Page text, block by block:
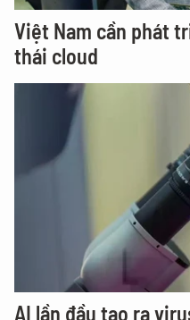
Việt Nam cần phát
thái cloud
AI lần đầu tạo ra